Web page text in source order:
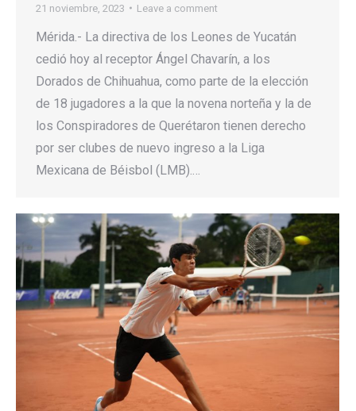
21 noviembre, 2023
Leave a comment
Mérida.- La directiva de los Leones de Yucatán
cedió hoy al receptor Ángel Chavarín, a los
Dorados de Chihuahua, como parte de la elección
de 18 jugadores a la que la novena norteña y la de
los Conspiradores de Querétaron tienen derecho
por ser clubes de nuevo ingreso a la Liga
Mexicana de Béisbol (LMB).…